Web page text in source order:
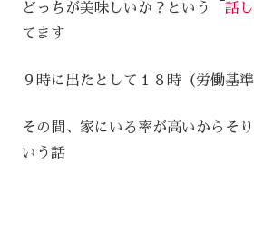
どっちが美味しいか？という「 話
てます
９時に出たとして１８時（労働基準
その間、家にいる率が高いからそ
いう話